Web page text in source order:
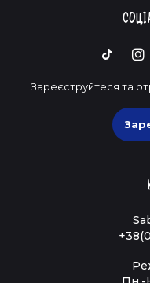
Зареєструйтеся та